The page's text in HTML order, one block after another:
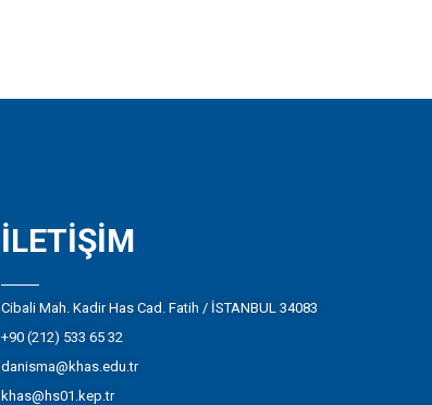
İLETIŞIM
Cibali Mah. Kadir Has Cad. Fatih / İSTANBUL 34083
+90 (212) 533 65 32
danisma@khas.edu.tr
khas@hs01.kep.tr